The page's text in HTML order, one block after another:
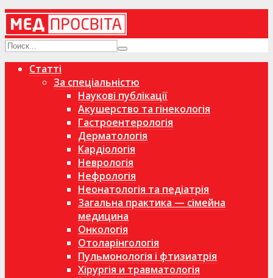
Статті
За спеціальністю
Наукові публікації
Акушерство та гінекологія
Гастроентерологія
Дерматологія
Кардіологія
Неврологія
Нефрологія
Неонатологія та педіатрія
Загальна практика — сімейна
медицина
Онкологія
Отоларінгологія
Пульмонологія і фтизиатрія
Хірургія и травматологія